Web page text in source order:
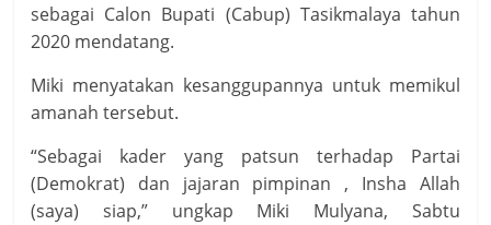
sebagai Calon Bupati (Cabup) Tasikmalaya tahun
2020 mendatang.
Miki menyatakan kesanggupannya untuk memikul
amanah tersebut.
“Sebagai kader yang patsun terhadap Partai
(Demokrat) dan jajaran pimpinan , Insha Allah
(saya) siap,” ungkap Miki Mulyana, Sabtu